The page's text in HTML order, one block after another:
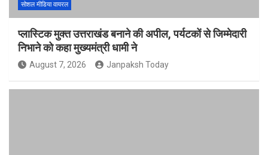
सोशल मीडिया वायरल
प्लास्टिक मुक्त उत्तराखंड बनाने की अपील, पर्यटकों से जिम्मेदारी
निभाने को कहा मुख्यमंत्री धामी ने
August 7, 2026 Janpaksh Today